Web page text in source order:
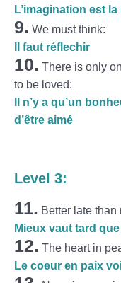
L’imagination est
9. We must think:
Il faut réflechir
10. There is only
to be loved:
Il n’y a qu’un
d’être aimé
Level 3:
11. Better late than
Mieux vaut tard
12. The heart in
Le coeur en paix